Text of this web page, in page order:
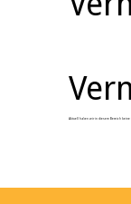
Aktuell haben wir in diesem Bereich keine